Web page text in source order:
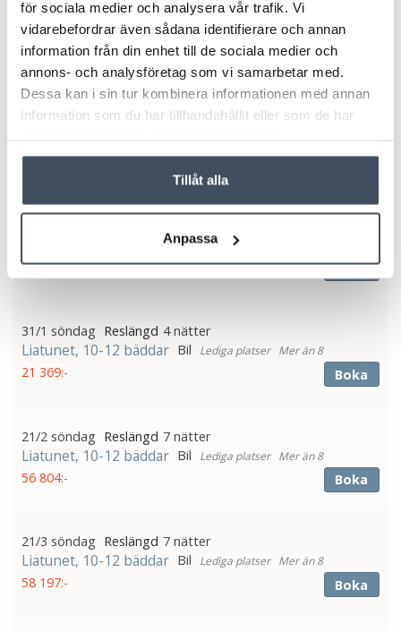
för sociala medier och analysera vår trafik. Vi
vidarebefordrar även sådana identifierare och annan
information från din enhet till de sociala medier och
annons- och analysföretag som vi samarbetar med.
Dessa kan i sin tur kombinera informationen med annan
information som du har tillhandahållit eller som de har
Tillåt alla
Anpassa
14/1 torsdag 3 nätter
Liatunet, 10-12 bäddar Bil Mer än 8
23 031:- Boka
17/1 söndag 4 nätter
16 663:-
Liatunet, 10-12 bäddar Bil
19 121:- Boka
31/1 söndag 4 nätter
Liatunet, 10-12 bäddar Bil Mer än 8
21 369:- Boka
21/2 söndag 7 nätter
Liatunet, 10-12 bäddar Bil Mer än 8
56 804:- Boka
21/3 söndag 7 nätter
Liatunet, 10-12 bäddar Bil Mer än 8
58 197:- Boka